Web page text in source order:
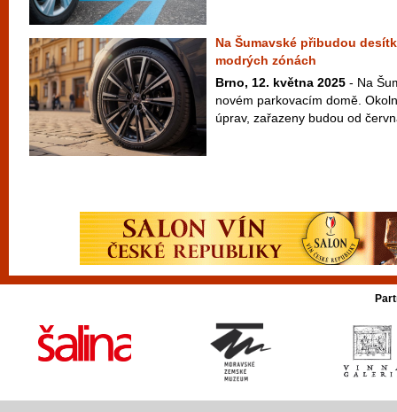
Na Šumavské přibudou
modrých zónách
Brno, 12. května 2025 - Na
novém parkovacím domě.
úprav, zařazeny budou od